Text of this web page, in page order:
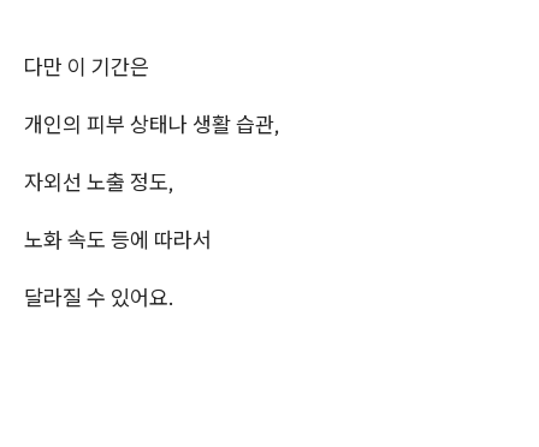
다만 이 기간은
개인의 피부 상태나 생활 습관,
자외선 노출 정도,
노화 속도 등에 따라서
달라질 수 있어요.